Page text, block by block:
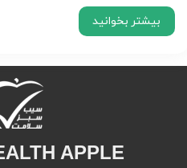
بیشتر بخوانید
APPLE​​​​​​​